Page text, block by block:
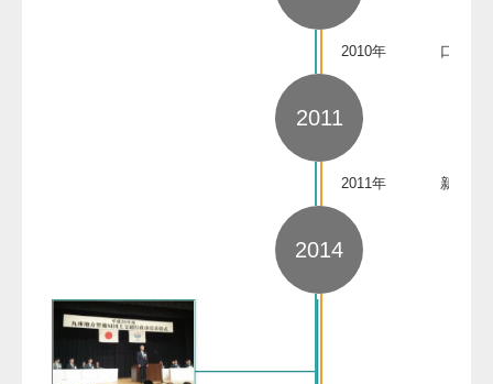
2010年 口蹄疫
2011
2011年 新燃岳
2014